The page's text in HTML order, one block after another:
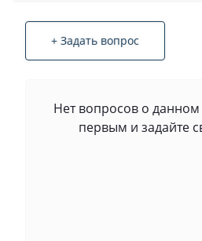
+ Задать вопрос
Нет вопросов о данном
первым и задайте